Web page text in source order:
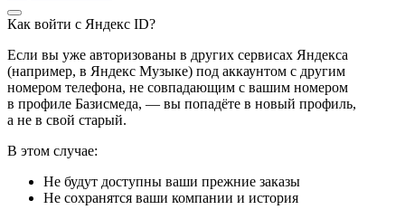
Как войти с Яндекс ID?
Если вы уже авторизованы в других сервисах Яндекса
(например, в Яндекс Музыке) под аккаунтом с другим
номером телефона, не совпадающим с вашим номером
в профиле Базисмеда, — вы попадёте в новый профиль,
а не в свой старый.
В этом случае:
Не будут доступны ваши прежние заказы
Не сохранятся ваши компании и история